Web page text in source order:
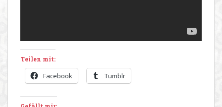
Teilen mit:
Facebook Tumblr